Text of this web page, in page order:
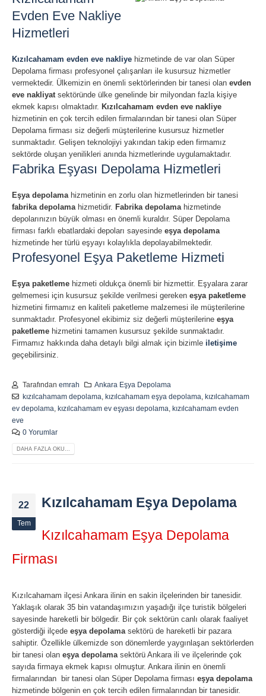
Evden Eve Nakliye
Hizmetleri
Kızılcahamam evden eve nakliye hizmetinde de var olan Süper
Depolama firması profesyonel çalışanları ile kusursuz hizmetler
vermektedir. Ülkemizin en önemli sektörlerinden bir tanesi olan evden
eve nakliyat sektöründe ülke genelinde bir milyondan fazla kişiye
ekmek kapısı olmaktadır. Kızılcahamam evden eve nakliye
hizmetinin en çok tercih edilen firmalarından bir tanesi olan Süper
Depolama firması siz değerli müşterilerine kusursuz hizmetler
sunmaktadır. Gelişen teknolojiyi yakından takip eden firmamız
sektörde oluşan yenilikleri anında hizmetlerinde uygulamaktadır.
Fabrika Eşyası Depolama Hizmetleri
Eşya depolama hizmetinin en zorlu olan hizmetlerinden bir tanesi
fabrika depolama hizmetidir. Fabrika depolama hizmetinde
depolarınızın büyük olması en önemli kuraldır. Süper Depolama
firması farklı ebatlardaki depoları sayesinde eşya depolama
hizmetinde her türlü eşyayı kolaylıkla depolayabilmektedir.
Profesyonel Eşya Paketleme Hizmeti
Eşya paketleme hizmeti oldukça önemli bir hizmettir. Eşyalara zarar
gelmemesi için kusursuz şekilde verilmesi gereken eşya paketleme
hizmetini firmamız en kaliteli paketleme malzemesi ile müşterilerine
sunmaktadır. Profesyonel ekibimiz siz değerli müşterilerine eşya
paketleme hizmetini tamamen kusursuz şekilde sunmaktadır.
Firmamız hakkında daha detaylı bilgi almak için bizimle iletişime
geçebilirsiniz.
Tarafından emrah
Ankara Eşya Depolama
kızılcahamam depolama kızılcahamam eşya depolama kızılcahamam
ev depolama kızılcahamam ev eşyası depolama kızılcahamam evden
eve
0 Yorumlar
DAHA FAZLA OKU...
22
Tem
Kızılcahamam Eşya Depolama
Kızılcahamam Eşya Depolama
Firması
Kızılcahamam ilçesi Ankara ilinin en sakin ilçelerinden bir tanesidir.
Yaklaşık olarak 35 bin vatandaşımızın yaşadığı ilçe turistik bölgeleri
sayesinde hareketli bir bölgedir. Bir çok sektörün canlı olarak faaliyet
gösterdiği ilçede eşya depolamasektörü de hareketli bir pazara
sahiptir. Özellikle ülkemizde son dönemlerde yaygınlaşan sektörlerden
bir tanesi olan eşya depolamasektörü Ankara ili ve ilçelerinde çok
sayıda firmaya ekmek kapısı olmuştur. Ankara ilinin en önemli
firmalarından bir tanesi olan Süper Depolama firması eşya depolama
hizmetinde bölgenin en çok tercih edilen firmalarından bir tanesidir.